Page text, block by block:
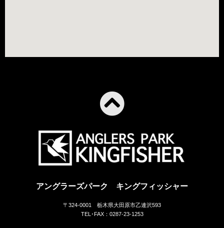
アングラーズパーク キングフィッシャー
〒324-0001 栃木県大田原市乙連沢593
TEL･FAX：0287-23-1253